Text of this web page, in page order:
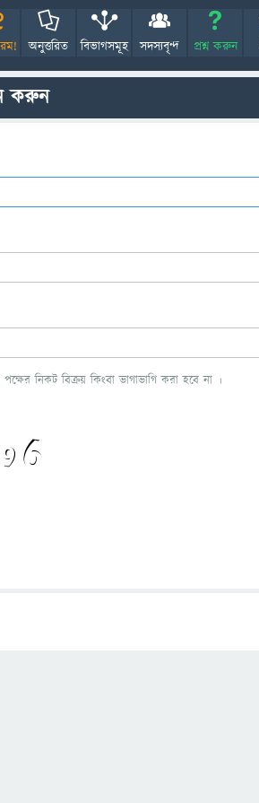
অনুত্তরিত বিভাগসমূহ সদস্যবৃন্দ প্রশ্ন করুন
করুন
নিকট বিক্রয় কিংবা ভাগাভাগি করা হবে না ।